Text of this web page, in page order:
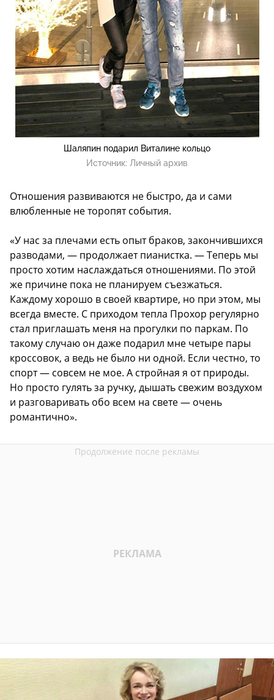
Шаляпин подарил Виталине кольцо
Источник: Личный архив
Отношения развиваются не быстро, да и сами
влюбленные не торопят события.
«У нас за плечами есть опыт браков, закончившихся
разводами, — продолжает пианистка. — Теперь мы
просто хотим наслаждаться отношениями. По этой
же причине пока не планируем съезжаться.
Каждому хорошо в своей квартире, но при этом, мы
всегда вместе. С приходом тепла Прохор регулярно
стал приглашать меня на прогулки по паркам. По
такому случаю он даже подарил мне четыре пары
кроссовок, а ведь не было ни одной. Если честно, то
спорт — совсем не мое. А стройная я от природы.
Но просто гулять за ручку, дышать свежим воздухом
и разговаривать обо всем на свете — очень
романтично».